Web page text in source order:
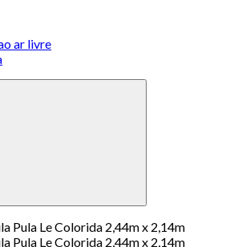
ar livre